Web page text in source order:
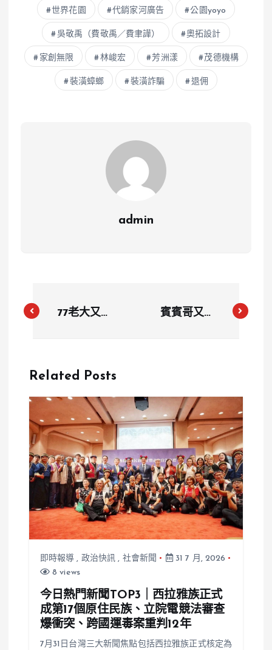
世界花園 代銷家河廣告 公園yoyo
吳敬禹（費敬禹／費聿譁） 奧拓設計
家創無限 林峻宏 芳洲漾 茂德機構
裝潢蟑螂 裝潢詐騙 退佣
admin
77老大又奪
連3年蟬聯違
賓賓哥又惹
要求道歉
Related Posts
即時報導 , 政治快訊 , 社會新聞
31 7 月, 2026
8 views
今日熱門新聞TOP3｜西拉雅族正式
成第17個原住民族、立院電競法審查
爆衝突、跨國運毒案重判12年
7月31日台灣三大新聞焦點包括西拉雅族正式核定為